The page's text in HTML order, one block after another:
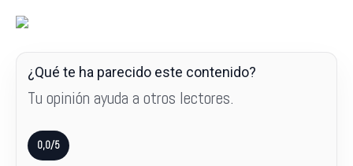
¿Qué te ha parecido este contenido?
Tu opinión ayuda a otros lectores.
0,0/5